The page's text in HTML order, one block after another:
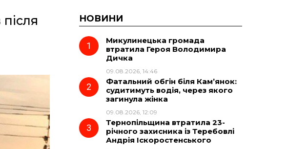
НОВИНИ
Микулинецька громада
втратила Героя Володимира
Дичка
09.08.2026, 14:46
Фатальний обгін біля Кам’янок:
судитимуть водія, через якого
загинула жінка
09.08.2026, 12:09
Тернопільщина втратила 23-
річного захисника із Теребовлі
Андрія Іскоростенського